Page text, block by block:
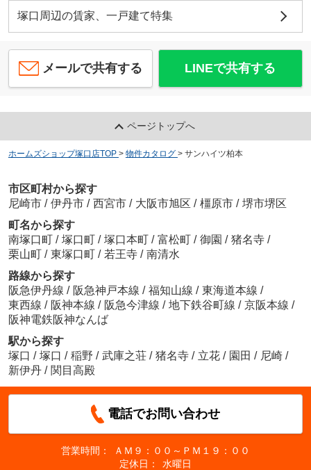
塚口周辺の賃家、一戸建て特集
メールで共有する LINEで共有する
ページトップへ
ホームズショップ塚口店TOP > 物件カタログ > サンハイツ柏本
市区町村から探す
尼崎市 / 伊丹市 / 西宮市 / 大阪市旭区 / 橿原市 / 堺市堺区
町名から探す
南塚口町 / 塚口町 / 塚口本町 / 富松町 / 御園 / 猪名寺 /
栗山町 / 東塚口町 / 若王寺 / 南清水
路線から探す
阪急伊丹線 / 阪急神戸本線 / 福知山線 / 東海道本線 /
東西線 / 阪神本線 / 阪急今津線 / 地下鉄谷町線 / 京阪本線 /
阪神電鉄阪神なんば
駅から探す
塚口 / 塚口 / 稲野 / 武庫之荘 / 猪名寺 / 立花 / 園田 / 尼崎 /
新伊丹 / 関目高殿
電話でお問い合わせ
営業時間：
ＡＭ９：００～ＰＭ１９：００
定休日：
水曜日